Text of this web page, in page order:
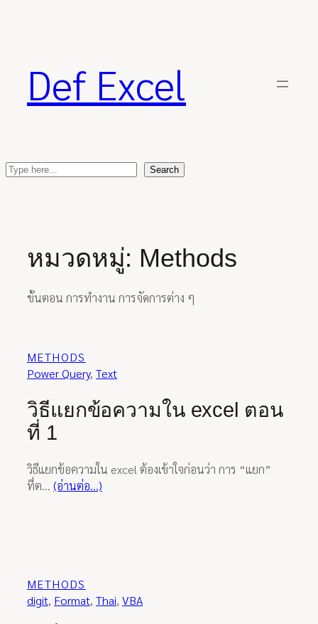
Def Excel
S
Search
หมวดหมู่: Methods
ขั้นตอน การทำงาน การจัดการต่าง ๆ
METHODS
Power Query, Text
วิธีแยกข้อความใน excel ตอน
ที่ 1
วิธีแยกข้อความใน excel ต้องเข้าใจก่อนว่า การ “แยก”
ที่ต… (อ่านต่อ…)
METHODS
digit, Format, Thai, VBA